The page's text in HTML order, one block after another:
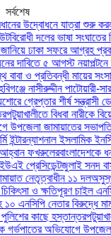
সর্বশেষ
উদ্বোধনে যাত্রা শুরু করল
দলের ভাষা সংঘাতের
ঢাকা সফরে আগ্রহ প্রকাশ
৫ আগস্ট নয়াপল্টনে
ও প্রতিবন্ধী মায়ের সংসার
নাসীরুদ্দীন পাটোয়ারী-
শীর্ষ সন্ত্রাসী
বিধবা নারীকে বিয়ের
জামায়াতের সভাপতির
ইসলামিক
ফখরুলেরবাংলাদেশকে
জুলাই সনদ
নেতৃত্বাধীন ১১ দলঅসুস্থ
ও ক্ষতিপূরণ চাইল এনসিপি
নেতার বিরুদ্ধে মামল।
কাছে হস্তান্তর
অভিযোগে উপজেলা